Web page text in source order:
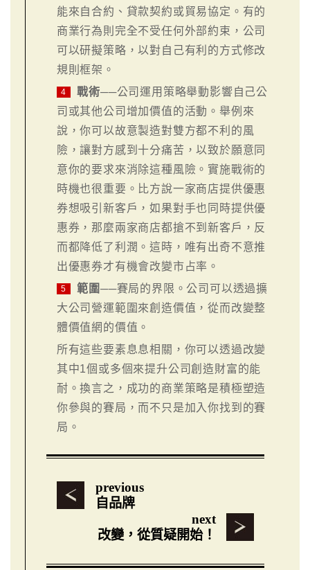
能來自合約、貸款契約或貿易協定。有的
商業行為則完全不受任何外部約束，公司
可以研擬策略，以對自己有利的方式修改
規則框架。
4 戰術──公司運用策略舉動影響自己公
司或其他公司增加價值的活動。舉例來
說，你可以故意製造對雙方都不利的風
險，讓對方感到十分痛苦，以致於願意同
意你的要求來消除這種風險。實施戰術的
時機也很重要。比方說一家商店提供優惠
券想吸引新客戶，如果對手也同時提供優
惠券，那麼兩家商店都搶不到新客戶，反
而都降低了利潤。這時，唯有出奇不意推
出優惠券才有機會改變市占率。
5 範圍──賽局的界限。公司可以透過擴
大公司營運範圍來創造價值，從而改變整
體價值網的價值。
所有這些要素息息相關，你可以透過改變
其中1個或多個來提升公司創造財富的能
耐。換言之，成功的商業策略是積極塑造
你參與的賽局，而不只是加入你找到的賽
局。
previous
自品牌
next
改變，從質疑開始！